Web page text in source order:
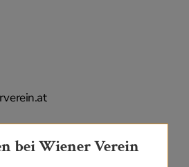
bei Wiener Verein